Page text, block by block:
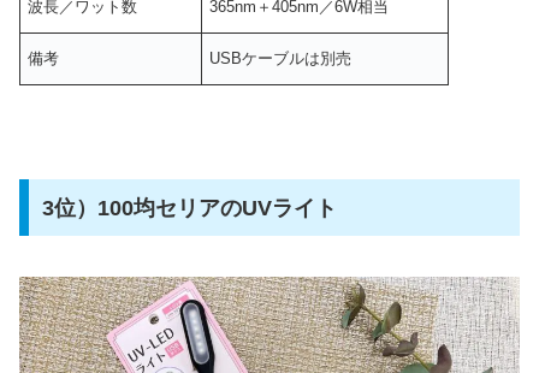
波長／ワット数 365nm＋405nm／6W相当
備考 USBケーブルは別売
3位）100均セリアのUVライト